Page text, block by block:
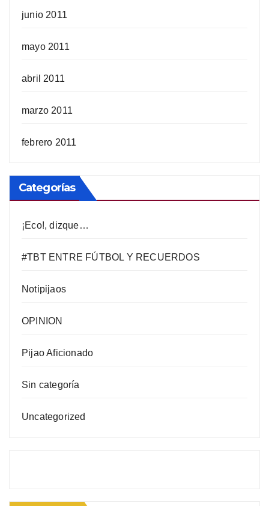
junio 2011
mayo 2011
abril 2011
marzo 2011
febrero 2011
Categorías
¡Eco!, dizque…
#TBT ENTRE FÚTBOL Y RECUERDOS
Notipijaos
OPINION
Pijao Aficionado
Sin categoría
Uncategorized